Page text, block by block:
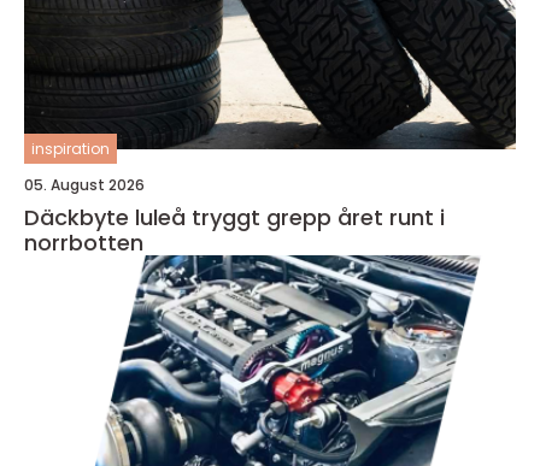
inspiration
05. August 2026
Däckbyte luleå tryggt grepp året runt i
norrbotten